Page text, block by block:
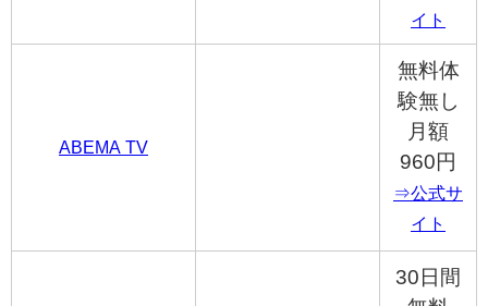
イト
ABEMA TV
無料体
験無し
月額
960円
⇒公式サ
イト
30日間